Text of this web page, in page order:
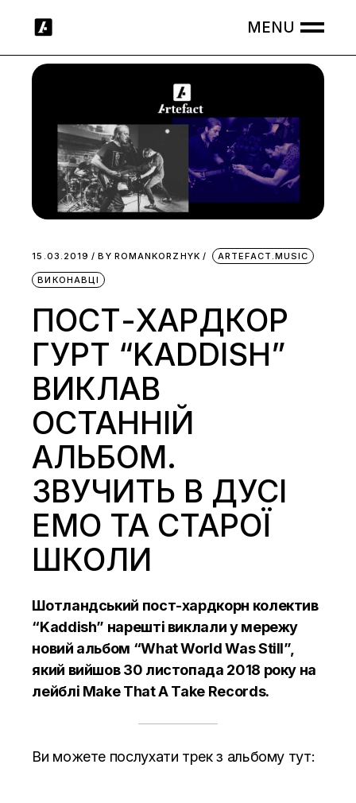
15.03.2019 BY ROMANKORZHYK ARTEFACT.MUSIC
ВИКОНАВЦІ
ПОСТ-ХАРДКОР
ГУРТ “KADDISH”
ВИКЛАВ
ОСТАННІЙ
АЛЬБОМ.
ЗВУЧИТЬ В ДУСІ
ЕМО ТА СТАРОЇ
ШКОЛИ
Шотландський пост-хардкорн колектив
“Kaddish” нарешті виклали у мережу
новий альбом “What World Was Still”,
який вийшов 30 листопада 2018 року на
лейблі Make That A Take Records.
Ви можете послухати трек з альбому тут: